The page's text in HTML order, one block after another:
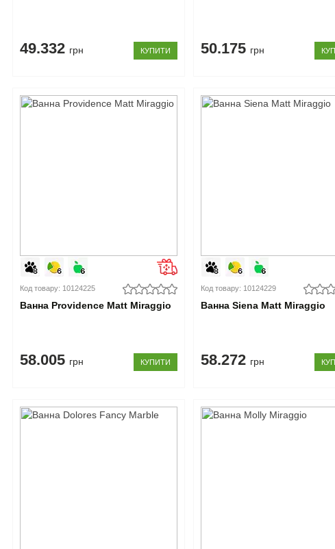
49.332 грн КУПИТИ 50.175 грн
Код товару: 10124225
Ванна Providence Matt Miraggio
58.005 грн КУПИТИ
Код товару: 10124229
Ванна Siena Matt Miraggio
58.272 грн